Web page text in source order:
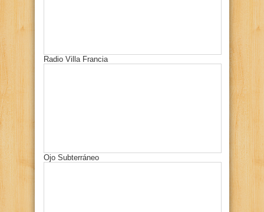
Radio Villa Francia
Ojo Subterráneo